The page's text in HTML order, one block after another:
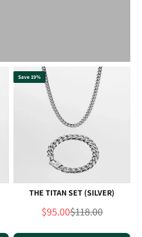
Save 19%
THE TITAN SET (SILVER)
Sale price
$95.00Regular price
$118.00